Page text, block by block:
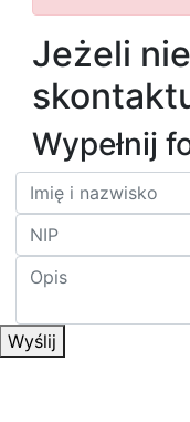
Jeżeli
Wypełnij
Wyślij